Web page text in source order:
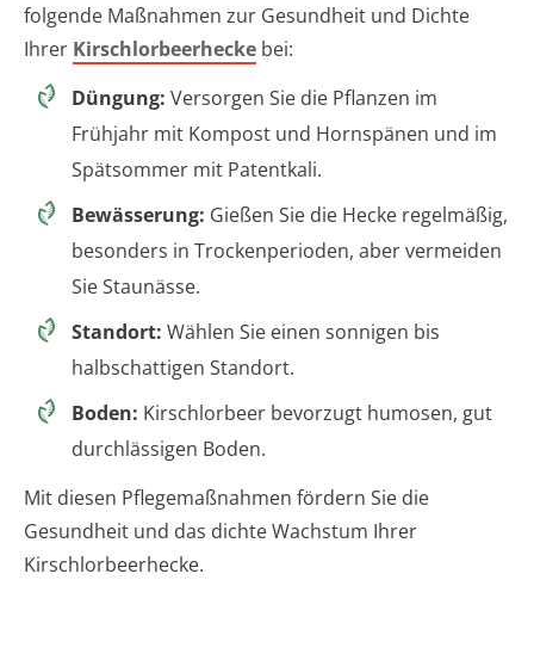
folgende Maßnahmen zur Gesundheit und Dichte
Ihrer Kirschlorbeerhecke bei:
Düngung: Versorgen Sie die Pflanzen im
Frühjahr mit Kompost und Hornspänen und im
Spätsommer mit Patentkali.
Bewässerung: Gießen Sie die Hecke regelmäßig,
besonders in Trockenperioden, aber vermeiden
Sie Staunässe.
Standort: Wählen Sie einen sonnigen bis
halbschattigen Standort.
Boden: Kirschlorbeer bevorzugt humosen, gut
durchlässigen Boden.
Mit diesen Pflegemaßnahmen fördern Sie die
Gesundheit und das dichte Wachstum Ihrer
Kirschlorbeerhecke.